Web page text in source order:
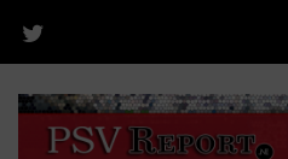
content